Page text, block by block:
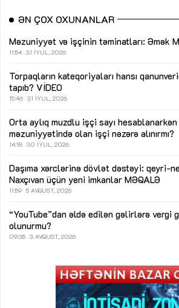
ƏN ÇOX OXUNANLAR
Məzuniyyət və işçinin təminatları: Əmək
11:54 31 İYUL, 2026
Torpaqların kateqoriyaları hansı
tapıb? VİDEO
15:46 31 İYUL, 2026
Orta aylıq muzdlu işçi sayı hesablanarkən
məzuniyyətində olan işçi nəzərə alınırmı?
14:18 30 İYUL, 2026
Daşıma xərclərinə dövlət dəstəyi: qeyri-
Naxçıvan üçün yeni imkanlar MƏQALƏ
11:59 5 AVQUST, 2026
“YouTube”dan əldə edilən gəlirlərə vergi
olunurmu?
09:35 3 AVQUST, 2026